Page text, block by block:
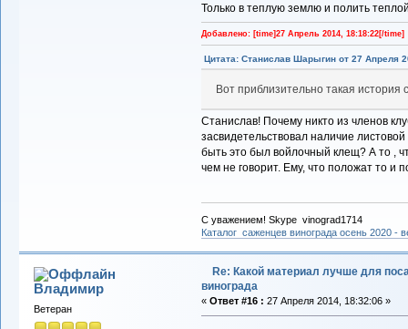
Только в теплую землю и полить
Добавлено: [time]27 Апрель 2014, 18:18:22[/time]
Цитата: Станислав Шарыгин от 27 Апреля
Вот приблизительно такая история
Станислав! Почему никто из членов
засвидетельствовал наличие
быть это был войлочный клещ? А то ,
чем не говорит. Ему, что положат то и
С уважением! Skype vinograd1714
Каталог саженцев винограда осень 2020 -
Владимиp
Ветеран
Re: Какой материал лучше для
винограда
« Ответ #16 : 27 Апреля 2014, 18:32:06 »